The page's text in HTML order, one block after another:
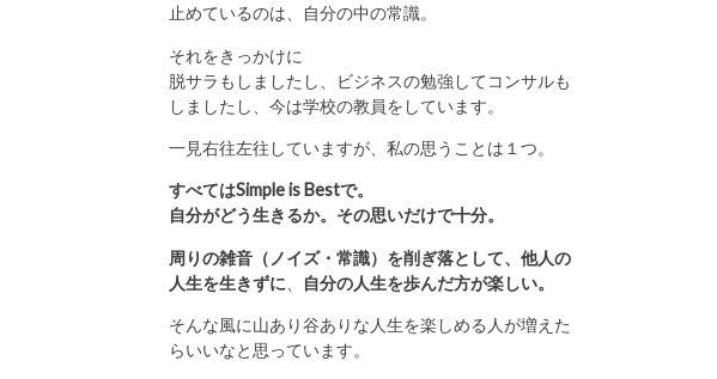
止めているのは、自分の中の常識。
それをきっかけに
脱サラもしましたし、ビジネスの勉強してコンサルも
しましたし、今は学校の教員をしています。
一見右往左往していますが、私の思うことは１つ。
すべてはSimple is Bestで。
自分がどう生きるか。その思いだけで十分。
周りの雑音（ノイズ・常識）を削ぎ落として、他人の
人生を生きずに
自分の人生を歩んだ方が楽しい。
そんな風に山あり谷ありな人生を楽しめる人が増えた
らいいなと思っています。